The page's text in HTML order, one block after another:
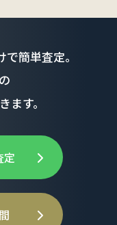
簡単査定。
ます。
定